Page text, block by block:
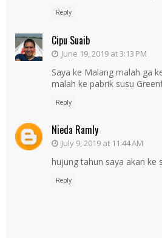
Reply
Cipu Suaib
June 19, 2019 at 3:13 PM
Saya ke Malang malah ga
malah ke pabrik susu
Reply
Nieda Ramly
July 9, 2019 at 11:44 AM
hujung tahun saya akan ke
Reply